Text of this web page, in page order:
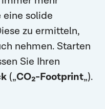
solide
zu ermitteln,
nehmen. Starten
Sie Ihren
(„CO₂-Footprint„).